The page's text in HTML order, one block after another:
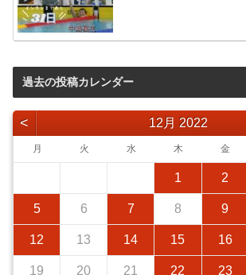
過去の投稿カレンダー
< 12月 2022
月 火 水 木 金
1 2
5 6 7 8 9
12 13 14 15 16
19 20 21 22 23